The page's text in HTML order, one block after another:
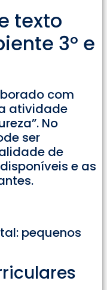
texto
3° e
com
atividade
No
ser
de
e as
pequenos